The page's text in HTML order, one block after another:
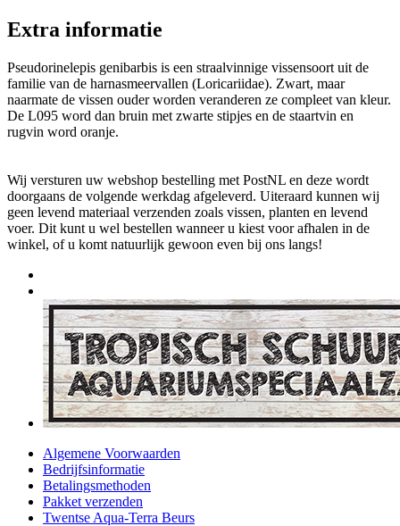
Extra informatie
Pseudorinelepis genibarbis is een straalvinnige vissensoort uit de
familie van de harnasmeervallen (Loricariidae). Zwart, maar
naarmate de vissen ouder worden veranderen ze compleet van kleur.
De L095 word dan bruin met zwarte stipjes en de staartvin en
rugvin word oranje.
Wij versturen uw webshop bestelling met PostNL en deze wordt
doorgaans de volgende werkdag afgeleverd. Uiteraard kunnen wij
geen levend materiaal verzenden zoals vissen, planten en levend
voer. Dit kunt u wel bestellen wanneer u kiest voor afhalen in de
winkel, of u komt natuurlijk gewoon even bij ons langs!
Algemene Voorwaarden
Bedrijfsinformatie
Betalingsmethoden
Pakket verzenden
Twentse Aqua-Terra Beurs